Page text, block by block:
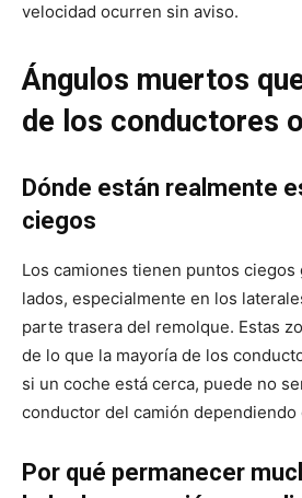
velocidad ocurren sin aviso.
Ángulos muertos
de los conductores
Dónde están realmente
ciegos
Los camiones tienen puntos
lados, especialmente en los
parte trasera del remolque. Estas
de lo que la mayoría de los
si un coche está cerca, puede no
conductor del camión dependiendo
Por qué permanecer